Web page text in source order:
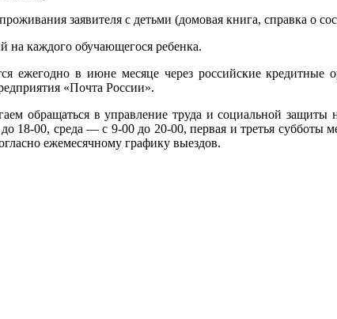
заявителя с детьми (домовая книга, справка о
на каждого обучающегося ребенка.
ежегодно в июне месяце через российские кредитные
«Почта России».
обращаться в управление труда и социальной
18-00, среда — с 9-00 до 20-00, первая и третья субботы
ежемесячному графику выездов.